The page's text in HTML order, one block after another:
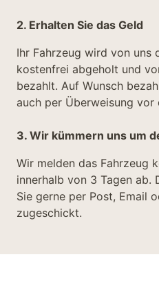
2. Erhalten Sie das Geld
Ihr Fahrzeug wird von uns
kostenfrei abgeholt und
bezahlt. Auf Wunsch
auch per Überweisung vor
3. Wir kümmern uns um
Wir melden das Fahrzeug
innerhalb von 3 Tagen ab.
Sie gerne per Post, Email
zugeschickt.